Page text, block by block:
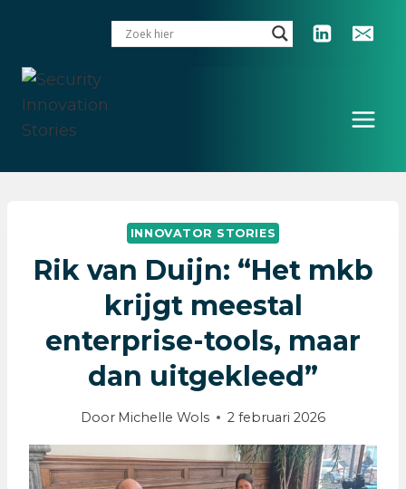
inhoud
INNOVATOR STORIES
Rik van Duijn: “Het mkb
krijgt meestal
enterprise-tools, maar
dan uitgekleed”
Door Michelle Wols 2 februari 2026